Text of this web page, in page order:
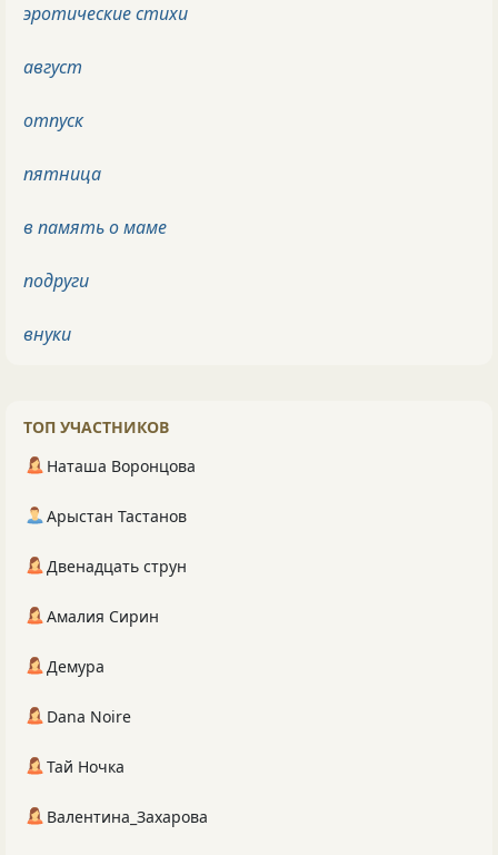
эротические стихи
август
отпуск
пятница
в память о маме
подруги
внуки
ТОП УЧАСТНИКОВ
Наташа Воронцова
Арыстан Тастанов
Двенадцать струн
Амалия Сирин
Демура
Dana Noire
Тай Ночка
Валентина_Захарова